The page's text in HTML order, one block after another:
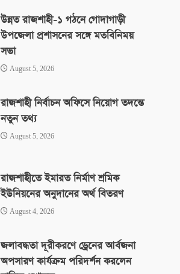
উন্নত রাজশাহী-১ গঠনে গোদাগাড়ী
উপজেলা প্রশাসনের সঙ্গে মতবিনিময়
সভা
August 5, 2026
রাজশাহী নির্বাচন অফিসে নিয়োগ তদন্তে
নতুন তথ্য
August 5, 2026
রাজশাহীতে ইমারত নির্মাণ শ্রমিক
ইউনিয়নের অনুদানের অর্থ বিতরণ
August 4, 2026
জলাবদ্ধতা দূরীকরণে ড্রেনের আর্বজনা
অপসারণ কার্যক্রম পরিদর্শন করলেন